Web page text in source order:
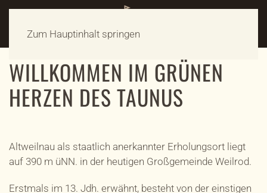
Zum Hauptinhalt springen
WILLKOMMEN IM GRÜNEN
HERZEN DES TAUNUS
Altweilnau als staatlich anerkannter Erholungsort liegt
auf 390 m üNN. in der heutigen Großgemeinde Weilrod.
Erstmals im 13. Jdh. erwähnt, besteht von der einstigen